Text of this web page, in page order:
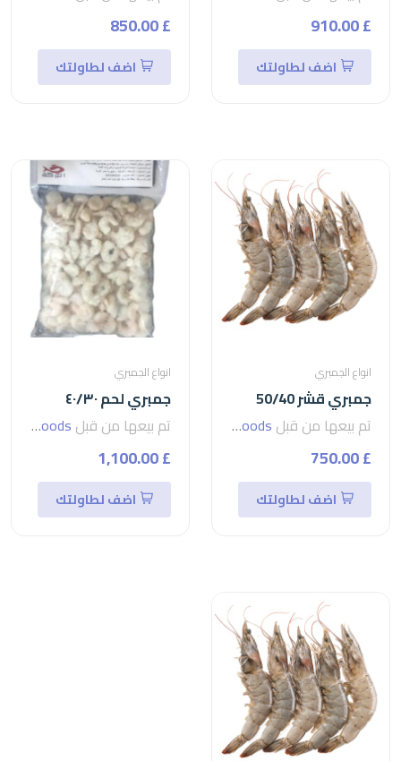
£ 910.00
اضف لطاولتك
£ 850.00
اضف لطاولتك
انواع الجمبري
جمبري قشر 50/40
تم بيعها من قبل seven foods
£ 750.00
اضف لطاولتك
انواع الجمبري
جمبري لحم ٤٠/٣٠
تم بيعها من قبل seven foods
£ 1,100.00
اضف لطاولتك